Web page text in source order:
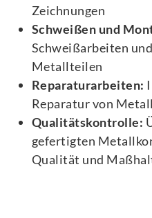
Zeichnungen
Schweißen und
Schweißarbeiten
Metallteilen
Reparaturarbeiten:
Reparatur von
Qualitätskontrolle:
gefertigten
Qualität und